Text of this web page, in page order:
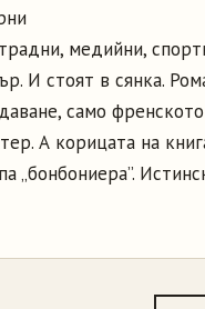
медийни,
И стоят в сянка.
само
А корицата на
„бонбониера”.